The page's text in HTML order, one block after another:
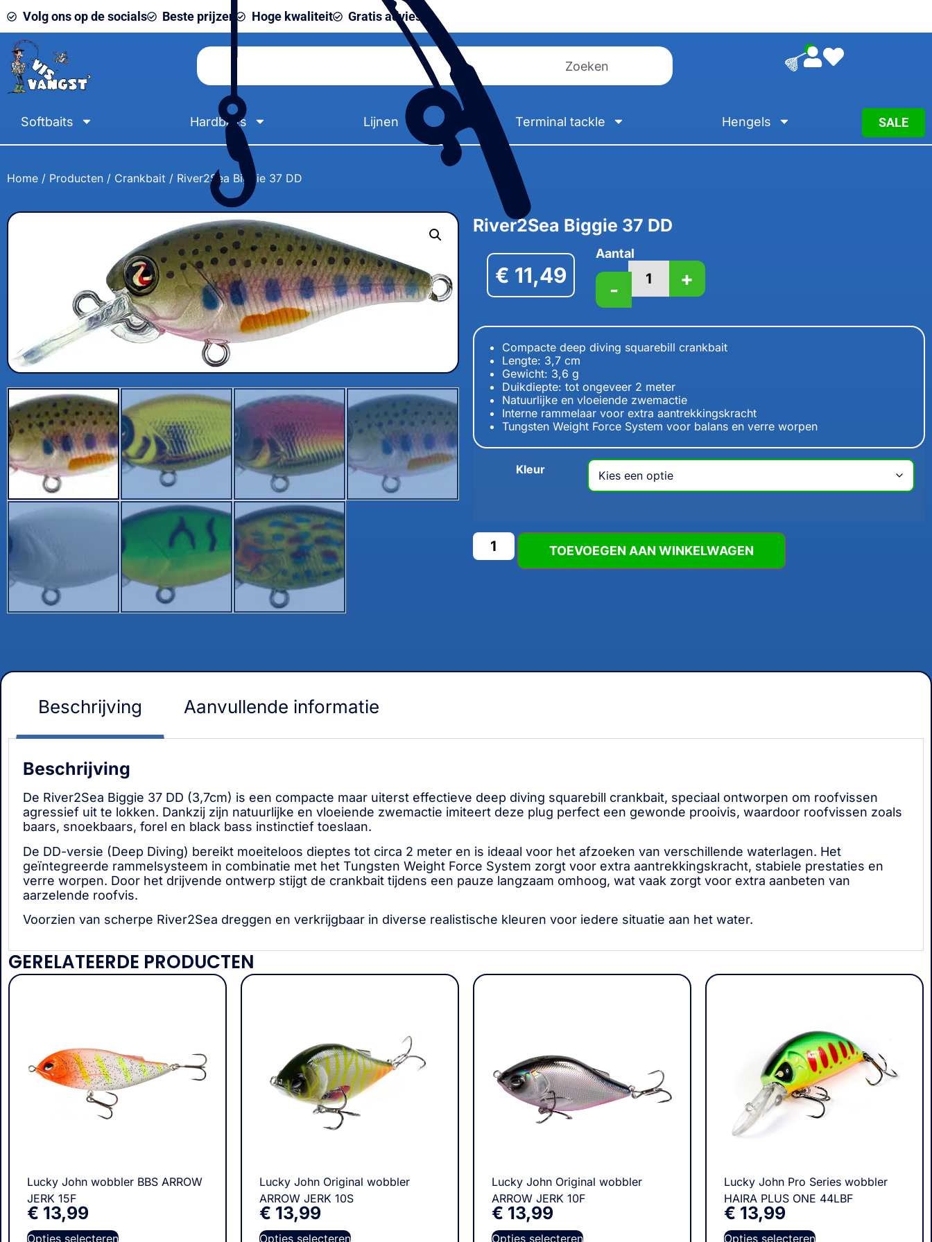
Volg ons op de socials Beste prijzen Hoge kwaliteit Gratis advies
0
Softbaits Hardbaits Lijnen Terminal tackle Hengels SALE
Home / Producten / Crankbait / River2Sea Biggie 37 DD
River2Sea Biggie 37 DD
€ 11,49
Aantal
- +
Compacte deep diving squarebill crankbait
Lengte: 3,7 cm
Gewicht: 3,6 g
Duikdiepte: tot ongeveer 2 meter
Natuurlijke en vloeiende zwemactie
Interne rammelaar voor extra aantrekkingskracht
Tungsten Weight Force System voor balans en verre worpen
Kleur
TOEVOEGEN AAN WINKELWAGEN
Beschrijving Aanvullende informatie
Beschrijving
De River2Sea Biggie 37 DD (3,7cm) is een compacte maar uiterst effectieve deep diving squarebill crankbait, speciaal ontworpen om roofvissen
agressief uit te lokken. Dankzij zijn natuurlijke en vloeiende zwemactie imiteert deze plug perfect een gewonde prooivis, waardoor roofvissen zoals
baars, snoekbaars, forel en black bass instinctief toeslaan.
De DD-versie (Deep Diving) bereikt moeiteloos dieptes tot circa 2 meter en is ideaal voor het afzoeken van verschillende waterlagen. Het
geïntegreerde rammelsysteem in combinatie met het Tungsten Weight Force System zorgt voor extra aantrekkingskracht, stabiele prestaties en
verre worpen. Door het drijvende ontwerp stijgt de crankbait tijdens een pauze langzaam omhoog, wat vaak zorgt voor extra aanbeten van
aarzelende roofvis.
Voorzien van scherpe River2Sea dreggen en verkrijgbaar in diverse realistische kleuren voor iedere situatie aan het water.
GERELATEERDE PRODUCTEN
Lucky John wobbler BBS ARROW
JERK 15F
€ 13,99
Opties selecteren
Lucky John Original wobbler
ARROW JERK 10S
€ 13,99
Opties selecteren
Lucky John Original wobbler
ARROW JERK 10F
€ 13,99
Opties selecteren
Lucky John Pro Series wobbler
HAIRA PLUS ONE 44LBF
€ 13,99
Opties selecteren